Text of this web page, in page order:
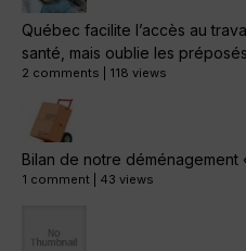
Québec facilite l’accès au
santé, mais oublie les
2 comments 118 views
Bilan de notre déménagement
1 comment 43 views